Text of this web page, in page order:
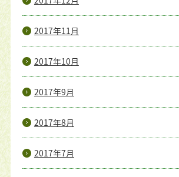
2017年11月
2017年10月
2017年9月
2017年8月
2017年7月